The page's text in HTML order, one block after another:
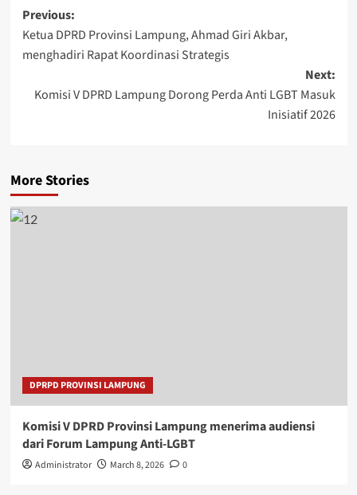
Post
navigation
Previous:
Ketua DPRD Provinsi Lampung, Ahmad Giri Akbar,
menghadiri Rapat Koordinasi Strategis
Next:
Komisi V DPRD Lampung Dorong Perda Anti LGBT Masuk
Inisiatif 2026
More Stories
DPRPD PROVINSI LAMPUNG
Komisi V DPRD Provinsi Lampung menerima audiensi
dari Forum Lampung Anti-LGBT
Administrator March 8, 2026 0